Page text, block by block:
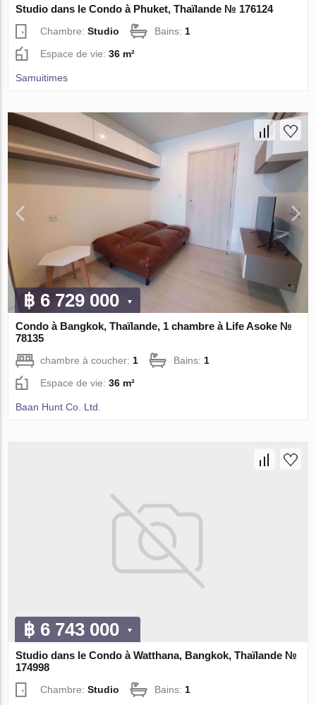
Studio dans le Condo à Phuket, Thaïlande № 176124
Chambre:Studio Bains:1
Espace de vie:36 m²
Samuitimes
฿ 6 729 000
Condo à Bangkok, Thaïlande, 1 chambre à Life Asoke №
78135
chambre à coucher: 1 Bains: 1
Espace de vie:36 m²
Baan Hunt Co. Ltd.
฿ 6 743 000
Studio dans le Condo à Watthana, Bangkok, Thaïlande №
174998
Chambre:Studio Bains: 1